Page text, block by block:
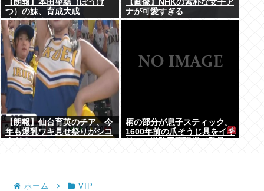
【朗報】本田望結（ぼうけ
つ）の妹、育成大成
功！！！！
【画像】NHKの素朴な女子ア
ナが可愛すぎる
【朗報】仙台育英のチア、今
年も爆乳ワキ見せ祭りがシコ
柄の部分が息子スティック。
1600年前の爪そうじ具をイギ
ホーム VIP